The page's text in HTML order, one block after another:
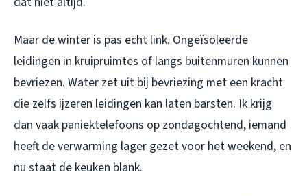
Maar de winter is pas echt link. Ongeïsoleerde
leidingen in kruipruimtes of langs buitenmuren kunnen
bevriezen. Water zet uit bij bevriezing met een kracht
die zelfs ijzeren leidingen kan laten barsten. Ik krijg
dan vaak paniektelefoons op zondagochtend, iemand
heeft de verwarming lager gezet voor het weekend, en
nu staat de keuken blank.